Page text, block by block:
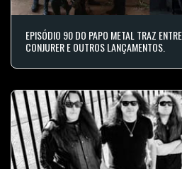
EPISÓDIO 90 DO PAPO METAL TRAZ
CONJURER E OUTROS LANÇAMENTOS.